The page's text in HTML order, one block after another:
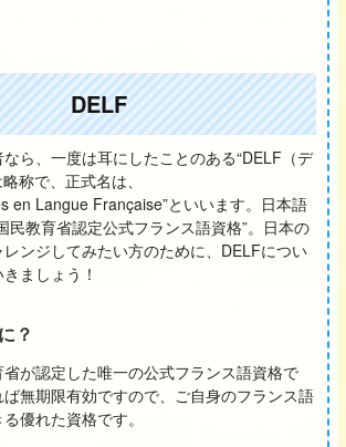
DELF
ら、一度は耳にしたことのある“DELF（デ
称で、正式名は、
en Langue Française”といいます。日本語
民教育省認定公式フランス語資格”。日本の
ンジしてみたい方のために、DELFについ
ましょう！
？
が認定した唯一の公式フランス語資格で
無期限有効ですので、ご自身のフランス語
優れた資格です。